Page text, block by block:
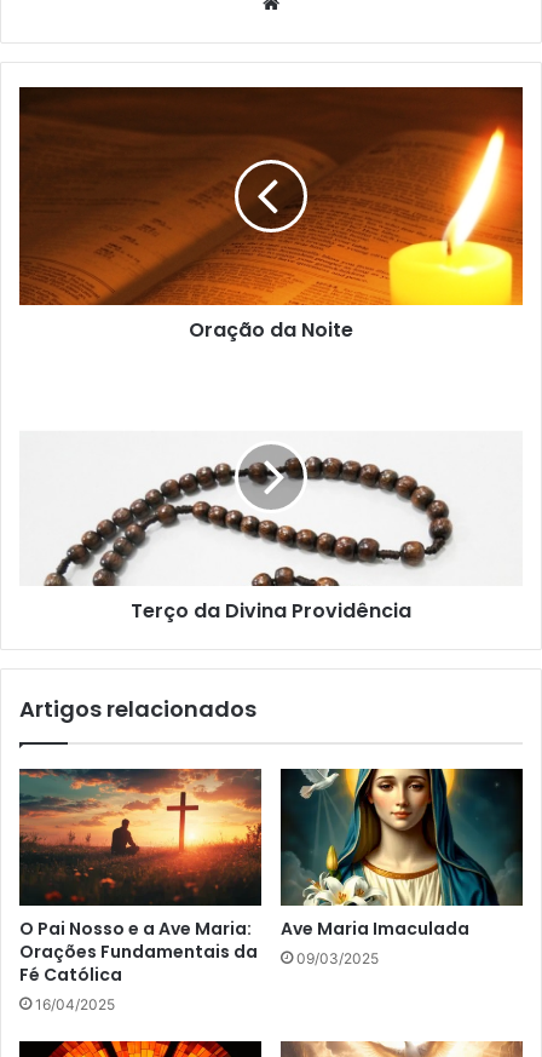
Oração da Noite
Terço da Divina Providência
Artigos relacionados
O Pai Nosso e a Ave Maria:
Orações Fundamentais da
Fé Católica
16/04/2025
Ave Maria Imaculada
09/03/2025